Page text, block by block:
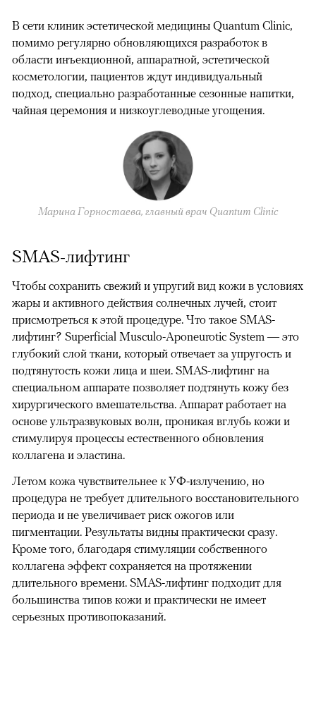
В сети клиник эстетической медицины Quantum Clinic,
помимо регулярно обновляющихся разработок в
области инъекционной, аппаратной, эстетической
косметологии, пациентов ждут индивидуальный
подход, специально разработанные сезонные напитки,
чайная церемония и низкоуглеводные угощения.
Марина Горностаева, главный врач Quantum Clinic
SMAS-лифтинг
Чтобы сохранить свежий и упругий вид кожи в условиях
жары и активного действия солнечных лучей, стоит
присмотреться к этой процедуре. Что такое SMAS-
лифтинг? Superficial Musculo-Aponeurotic System — это
глубокий слой ткани, который отвечает за упругость и
подтянутость кожи лица и шеи. SMAS-лифтинг на
специальном аппарате позволяет подтянуть кожу без
хирургического вмешательства. Аппарат работает на
основе ультразвуковых волн, проникая вглубь кожи и
стимулируя процессы естественного обновления
коллагена и эластина.
Летом кожа чувствительнее к УФ-излучению, но
процедура не требует длительного восстановительного
периода и не увеличивает риск ожогов или
пигментации. Результаты видны практически сразу.
Кроме того, благодаря стимуляции собственного
коллагена эффект сохраняется на протяжении
длительного времени. SMAS-лифтинг подходит для
большинства типов кожи и практически не имеет
серьезных противопоказаний.